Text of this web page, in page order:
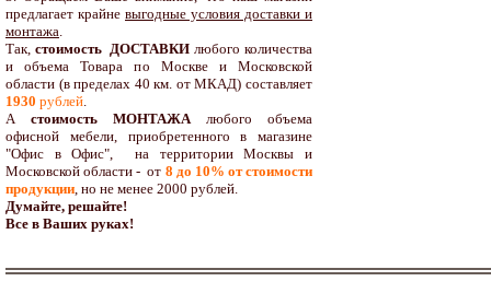
предлагает крайне выгодные условия доставки и
монтажа.
Так, стоимость ДОСТАВКИлюбого количества
и объема Товара по Москве и Московской
области (в пределах 40 км. от МКАД) составляет
1930 рублей.
А стоимость МОНТАЖАлюбого объема
офисной мебели, приобретенного в магазине
"Офис в Офис", на территории Москвы и
Московской области - от 8 до 10% от стоимости
продукции, но не менее 2000 рублей.
Думайте, решайте!
Все в Ваших руках!